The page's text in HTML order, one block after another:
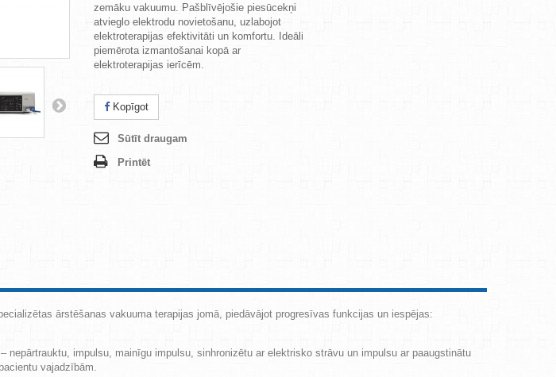
zemāku vakuumu. Pašblīvējošie piesūcekņi
atvieglo elektrodu novietošanu, uzlabojot
elektroterapijas efektivitāti un komfortu. Ideāli
piemērota izmantošanai kopā ar
elektroterapijas ierīcēm.
Kopīgot
Sūtīt draugam
Printēt
ārstēšanas vakuuma terapijas jomā, piedāvājot progresīvas funkcijas un iespējas:
nepārtrauktu, impulsu, mainīgu impulsu, sinhronizētu ar elektrisko strāvu un impulsu ar paaugstinātu
vajadzībām.